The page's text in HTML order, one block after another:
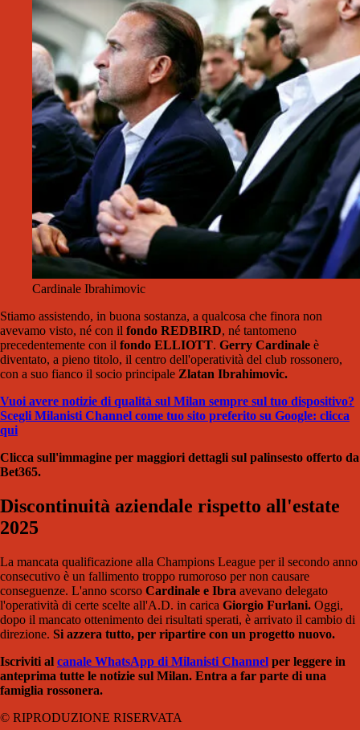
Cardinale Ibrahimovic
Stiamo assistendo, in buona sostanza, a qualcosa che finora non
avevamo visto, né con il fondo REDBIRD, né tantomeno
precedentemente con il fondo ELLIOTT. Gerry Cardinale è
diventato, a pieno titolo, il centro dell'operatività del club rossonero,
con a suo fianco il socio principale Zlatan Ibrahimovic.
Vuoi avere notizie di qualità sul Milan sempre sul tuo dispositivo?
Scegli Milanisti Channel come tuo sito preferito su Google: clicca
qui
Clicca sull'immagine per maggiori dettagli sul palinsesto offerto da
Bet365.
Discontinuità aziendale rispetto all'estate
2025
La mancata qualificazione alla Champions League per il secondo anno
consecutivo è un fallimento troppo rumoroso per non causare
conseguenze. L'anno scorso Cardinale e Ibra avevano delegato
l'operatività di certe scelte all'A.D. in carica Giorgio Furlani. Oggi,
dopo il mancato ottenimento dei risultati sperati, è arrivato il cambio di
direzione. Si azzera tutto, per ripartire con un progetto nuovo.
Iscriviti al canale WhatsApp di Milanisti Channel per leggere in
anteprima tutte le notizie sul Milan. Entra a far parte di una
famiglia rossonera.
© RIPRODUZIONE RISERVATA